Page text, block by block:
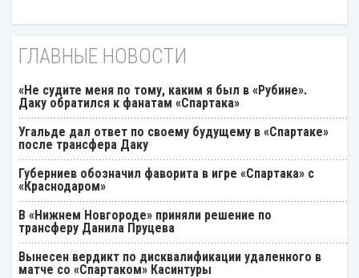
ГЛАВНЫЕ НОВОСТИ
«Не судите меня по тому, каким я был в «Рубине».
Даку обратился к фанатам «Спартака»
Угальде дал ответ по своему будущему в «Спартаке»
после трансфера Даку
Губерниев обозначил фаворита в игре «Спартака» с
«Краснодаром»
В «Нижнем Новгороде» приняли решение по
трансферу Данила Пруцева
Вынесен вердикт по дисквалификации удаленного в
матче со «Спартаком» Касинтуры